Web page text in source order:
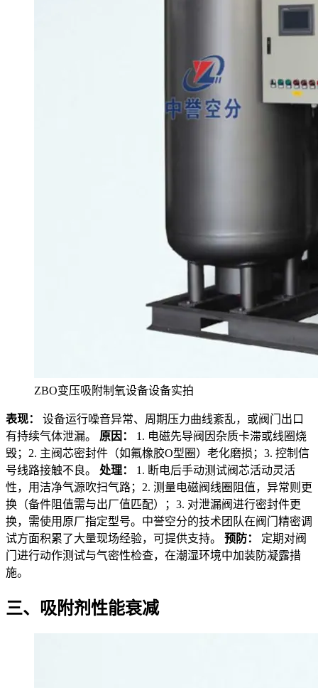
ZBO变压吸附制氧设备设备实拍
表现：
设备运行噪音异常、周期压力曲线紊乱，或阀门出口
有持续气体泄漏。 原因：
1. 电磁先导阀因杂质卡滞或线圈烧
毁；2. 主阀芯密封件（如氟橡胶O型圈）老化磨损；3. 控制信
号线路接触不良。 处理：
1. 断电后手动测试阀芯活动灵活
性，用洁净气源吹扫气路；2. 测量电磁阀线圈阻值，异常则更
换（备件阻值需与出厂值匹配）；3. 对泄漏阀进行密封件更
换，需使用原厂指定型号。中誉空分的技术团队在阀门精密调
试方面积累了大量现场经验，可提供支持。 预防：
定期对阀
门进行动作测试与气密性检查，在潮湿环境中加装防凝露措
施。
三、吸附剂性能衰减